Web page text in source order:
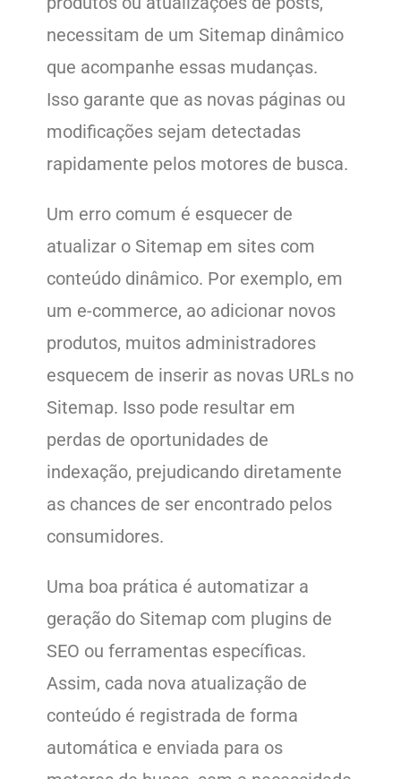
necessitam de um Sitemap dinâmico
que acompanhe essas mudanças.
Isso garante que as novas páginas ou
modificações sejam detectadas
rapidamente pelos motores de busca.
Um erro comum é esquecer de
atualizar o Sitemap em sites com
conteúdo dinâmico. Por exemplo, em
um e-commerce, ao adicionar novos
produtos, muitos administradores
esquecem de inserir as novas URLs no
Sitemap. Isso pode resultar em
perdas de oportunidades de
indexação, prejudicando diretamente
as chances de ser encontrado pelos
consumidores.
Uma boa prática é automatizar a
geração do Sitemap com plugins de
SEO ou ferramentas específicas.
Assim, cada nova atualização de
conteúdo é registrada de forma
automática e enviada para os